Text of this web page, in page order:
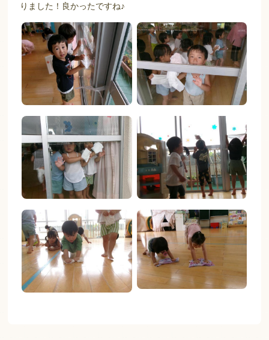
りました！良かったですね♪